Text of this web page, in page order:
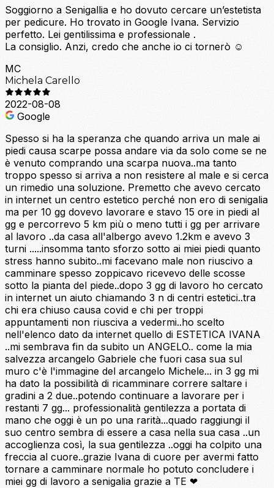
Soggiorno a Senigallia e ho dovuto cercare un’estetista
per pedicure. Ho trovato in Google Ivana. Servizio
perfetto. Lei gentilissima e professionale .
La consiglio. Anzi, credo che anche io ci tornerò ☺️
MC
Michela Carello
2022-08-08
Google
Spesso si ha la speranza che quando arriva un male ai
piedi causa scarpe possa andare via da solo come se ne
è venuto comprando una scarpa nuova..ma tanto
troppo spesso si arriva a non resistere al male e si cerca
un rimedio una soluzione. Premetto che avevo cercato
in internet un centro estetico perché non ero di senigalia
ma per 10 gg dovevo lavorare e stavo 15 ore in piedi al
gg e percorrevo 5 km più o meno tutti i gg per arrivare
al lavoro ..da casa all'albergo avevo 1.2km e avevo 3
turni .....insomma tanto sforzo sotto ai miei piedi quanto
stress hanno subito..mi facevano male non riuscivo a
camminare spesso zoppicavo ricevevo delle scosse
sotto la pianta del piede..dopo 3 gg di lavoro ho cercato
in internet un aiuto chiamando 3 n di centri estetici..tra
chi era chiuso causa covid e chi per troppi
appuntamenti non riusciva a vedermi..ho scelto
nell'elenco dato da internet quello di ESTETICA IVANA
..mi sembrava fin da subito un ANGELO.. come la mia
salvezza arcangelo Gabriele che fuori casa sua sul
muro c'è l'immagine del arcangelo Michele... in 3 gg mi
ha dato la possibilità di ricamminare correre saltare i
gradini a 2 due..potendo continuare a lavorare per i
restanti 7 gg... professionalità gentilezza a portata di
mano che oggi è un po una rarità...quado raggiungi il
suo centro sembra di essere a casa nella sua casa ..un
accoglienza così, la sua gentilezza ..oggi ha colpito una
freccia al cuore..grazie Ivana di cuore per avermi fatto
tornare a camminare normale ho potuto concludere i
miei gg di lavoro a senigalia grazie a TE ❤